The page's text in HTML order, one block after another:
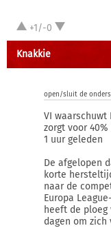
+1/-0
Knakkie
open/sluit de
VI waarschuwt
zorgt voor
1 uur geleden
De afgelopen
korte
naar de
Europa
heeft de ploeg
dagen om